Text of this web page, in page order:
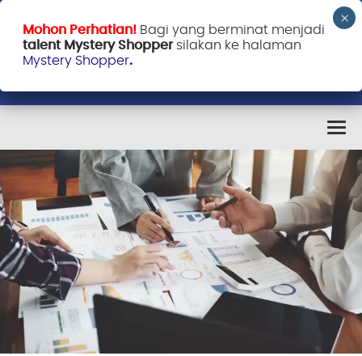
Mohon Perhatian! Bagi yang berminat menjadi
talent Mystery Shoppersilakan ke halaman
Mystery Shopper.